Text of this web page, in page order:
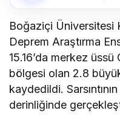
Boğaziçi Üniversitesi
Deprem Araştırma
15.16’da merkez
bölgesi olan 2.8
kaydedildi.
derinliğinde